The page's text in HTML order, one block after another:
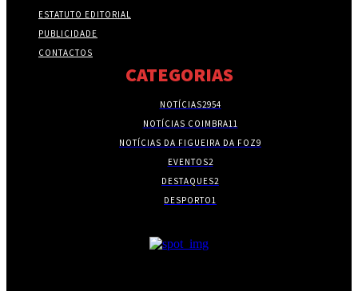
ESTATUTO EDITORIAL
PUBLICIDADE
CONTACTOS
CATEGORIAS
NOTÍCIAS2954
NOTÍCIAS COIMBRA11
NOTÍCIAS DA FIGUEIRA DA FOZ9
EVENTOS2
DESTAQUES2
DESPORTO1